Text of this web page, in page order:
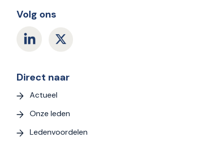
Volg ons
Direct naar
Actueel
Onze leden
Ledenvoordelen